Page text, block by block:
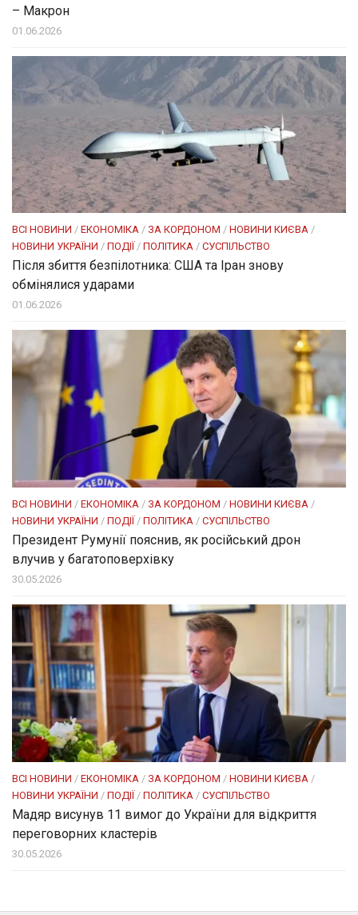
– Макрон
01.06.2026
ВСІ НОВИНИ / ЕКОНОМІКА / ЗА КОРДОНОМ / НОВИНИ КИЄВА /
НОВИНИ УКРАЇНИ / ПОДІЇ / ПОЛІТИКА / СУСПІЛЬСТВО
Після збиття безпілотника: США та Іран знову
обмінялися ударами
01.06.2026
ВСІ НОВИНИ / ЕКОНОМІКА / ЗА КОРДОНОМ / НОВИНИ КИЄВА /
НОВИНИ УКРАЇНИ / ПОДІЇ / ПОЛІТИКА / СУСПІЛЬСТВО
Президент Румунії пояснив, як російський дрон
влучив у багатоповерхівку
30.05.2026
ВСІ НОВИНИ / ЕКОНОМІКА / ЗА КОРДОНОМ / НОВИНИ КИЄВА /
НОВИНИ УКРАЇНИ / ПОДІЇ / ПОЛІТИКА / СУСПІЛЬСТВО
Мадяр висунув 11 вимог до України для відкриття
переговорних кластерів
30.05.2026